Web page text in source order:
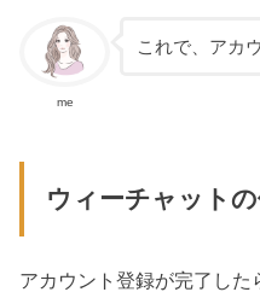
me
これで、アカ
ウィーチャット
アカウント登録が完了し